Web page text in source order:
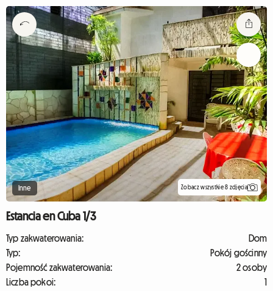
Inne Zobacz wszystkie 8 zdjęcia
Estancia en Cuba 1/3
Typ zakwaterowania:
Dom
Typ:
Pokój gościnny
Pojemność zakwaterowania:
2 osoby
Liczba pokoi:
1